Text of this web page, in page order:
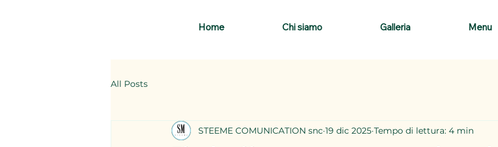
Home Chi siamo Galleria Menu
All Posts
STEEME COMUNICATION snc 19 dic 2025 Tempo di lettura: 4 min